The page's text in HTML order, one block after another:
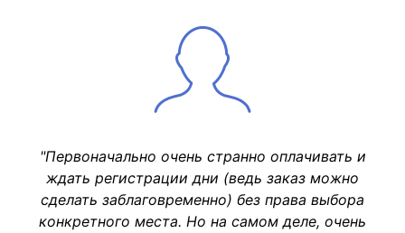
"Первоначально очень странно оплачивать и
ждать регистрации дни (ведь заказ можно
сделать заблаговременно) без права выбора
конкретного места. Но на самом деле, очень